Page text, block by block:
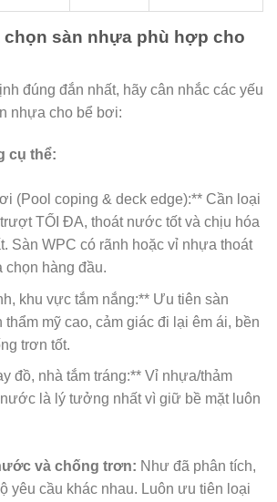
chọn sàn nhựa phù hợp cho
đúng đắn nhất, hãy cân nhắc các yếu
nhựa cho bể bơi:
cụ thể:
(Pool coping & deck edge):** Cần loại
TỐI ĐA, thoát nước tốt và chịu hóa
Sàn WPC có rãnh hoặc vỉ nhựa thoát
hàng đầu.
khu vực tắm nắng:** Ưu tiên sàn
thẩm mỹ cao, cảm giác đi lại êm ái, bền
trơn tốt.
đồ, nhà tắm tráng:** Vỉ nhựa/thảm
là lý tưởng nhất vì giữ bề mặt luôn
và chống trơn: Như đã phân tích,
yêu cầu khác nhau. Luôn ưu tiên loại